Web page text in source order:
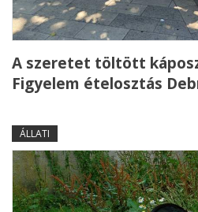
A szeretet töltött
Figyelem ételosztás
ÁLLATI